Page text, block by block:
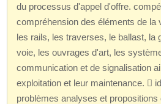
du processus d'appel d'offre.
compréhension des éléments de la
les rails, les traverses, le ballast, la
voie, les ouvrages d'art, les
communication et de signalisation
exploitation et leur maintenance. 
problèmes analyses et propositions